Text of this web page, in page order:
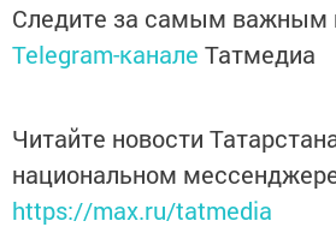
Следите за самым важным
Telegram-канале Татмедиа
Читайте новости
национальном
https://max.ru/tatmedia